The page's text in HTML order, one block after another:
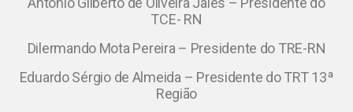
TCE- RN
Dilermando Mota Pereira – Presidente do TRE-RN
Eduardo Sérgio de Almeida – Presidente do TRT 13ª
Região